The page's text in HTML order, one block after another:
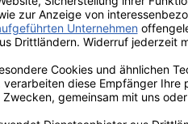
Kristalia Plana Stuhl (hellgrau)
191,00 €*